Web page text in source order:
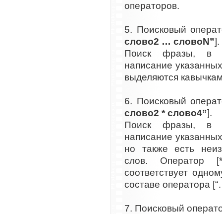
операторов.
5. Поисковый
слово2 … словоN”].
Поиск фразы, в
написание
выделяются
6. Поисковый
слово2 * слово4”].
Поиск фразы, в
написание
но также есть
слов. Оператор
соответствует
составе оператора
7. Поисковый